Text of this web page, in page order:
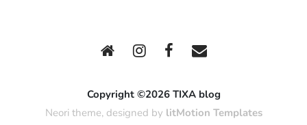
Copyright ©2026 TIXA blog
Neori theme, designed by litMotion Templates